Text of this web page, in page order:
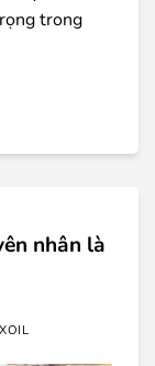
trong
nhân là